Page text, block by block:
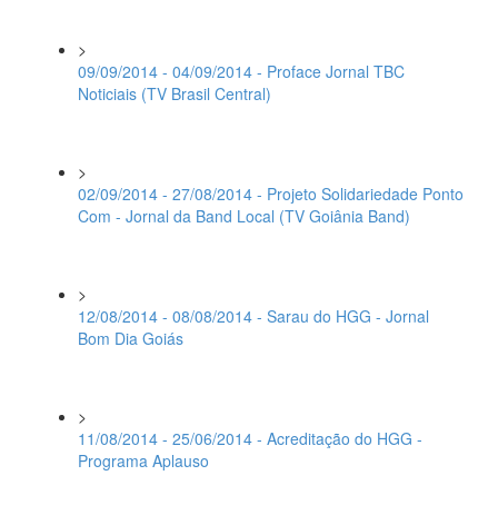
>
09/09/2014 - 04/09/2014 - Proface Jornal TBC
Noticiais (TV Brasil Central)
>
02/09/2014 - 27/08/2014 - Projeto Solidariedade Ponto
Com - Jornal da Band Local (TV Goiânia Band)
>
12/08/2014 - 08/08/2014 - Sarau do HGG - Jornal
Bom Dia Goiás
>
11/08/2014 - 25/06/2014 - Acreditação do HGG -
Programa Aplauso